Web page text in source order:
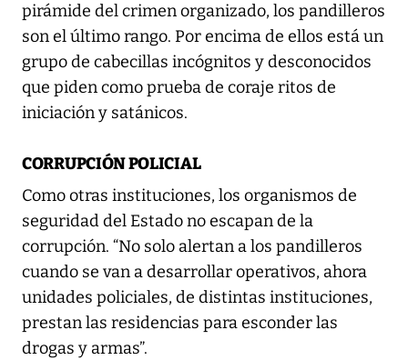
pirámide del crimen organizado, los pandilleros
son el último rango. Por encima de ellos está un
grupo de cabecillas incógnitos y desconocidos
que piden como prueba de coraje ritos de
iniciación y satánicos.
CORRUPCIÓN POLICIAL
Como otras instituciones, los organismos de
seguridad del Estado no escapan de la
corrupción. “No solo alertan a los pandilleros
cuando se van a desarrollar operativos, ahora
unidades policiales, de distintas instituciones,
prestan las residencias para esconder las
drogas y armas”.